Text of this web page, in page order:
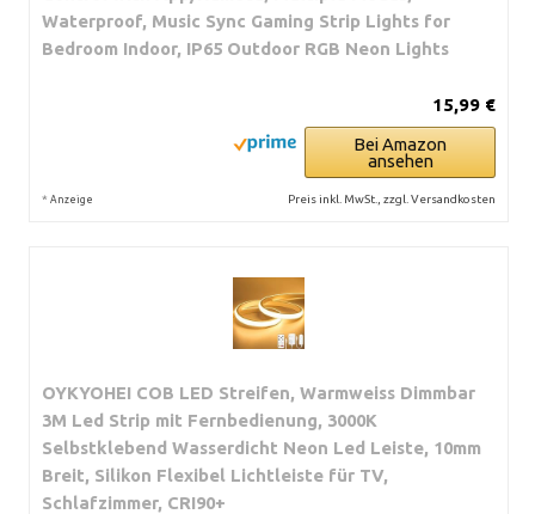
Waterproof, Music Sync Gaming Strip Lights for
Bedroom Indoor, IP65 Outdoor RGB Neon Lights
15,99 €
Bei Amazon
ansehen
* Anzeige Preis inkl. MwSt., zzgl. Versandkosten
OYKYOHEI COB LED Streifen, Warmweiss Dimmbar
3M Led Strip mit Fernbedienung, 3000K
Selbstklebend Wasserdicht Neon Led Leiste, 10mm
Breit, Silikon Flexibel Lichtleiste für TV,
Schlafzimmer, CRI90+